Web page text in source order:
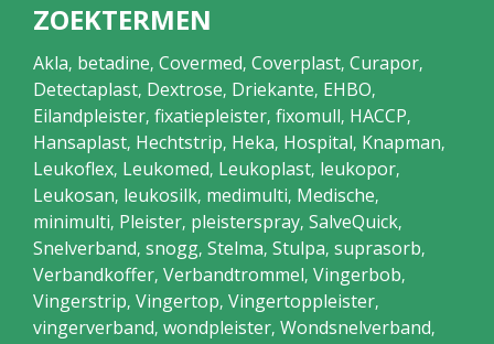
ZOEKTERMEN
Akla, betadine, Covermed, Coverplast, Curapor,
Detectaplast, Dextrose, Driekante, EHBO,
Eilandpleister, fixatiepleister, fixomull, HACCP,
Hansaplast, Hechtstrip, Heka, Hospital, Knapman,
Leukoflex, Leukomed, Leukoplast, leukopor,
Leukosan, leukosilk, medimulti, Medische,
minimulti, Pleister, pleisterspray, SalveQuick,
Snelverband, snogg, Stelma, Stulpa, suprasorb,
Verbandkoffer, Verbandtrommel, Vingerbob,
Vingerstrip, Vingertop, Vingertoppleister,
vingerverband, wondpleister, Wondsnelverband,